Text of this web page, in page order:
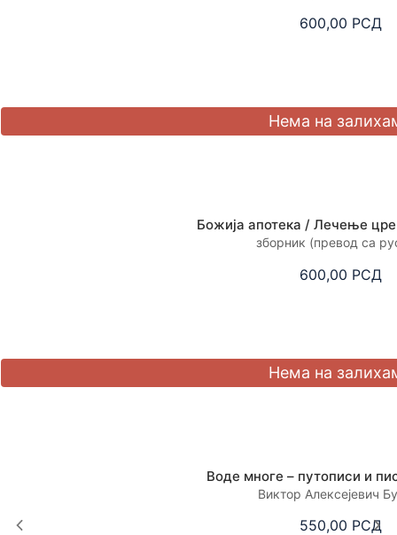
600,00 РСД
Божија апотека / Лечење
зборник (превод са
600,00 РСД
Воде многе – путописи и
Виктор Алексејевич
550,00 РСД